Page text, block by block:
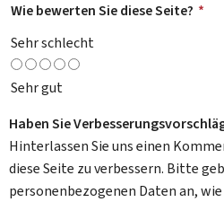
Wie bewerten Sie diese Seite? *
Sehr schlecht
Sehr gut
Haben Sie
Hinterlassen Sie uns einen
diese Seite zu verbessern. Bitte
personenbezogenen Daten an,